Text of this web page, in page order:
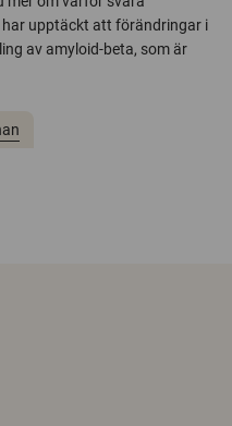
har upptäckt att förändringar i
av amyloid-beta, som är